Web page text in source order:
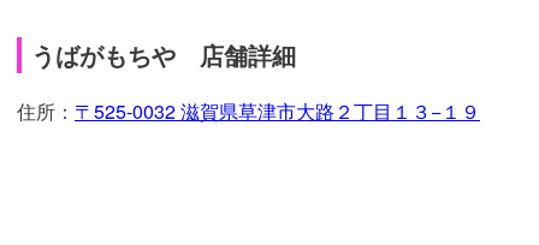
うばがもちや 店舗詳細
住所： 〒525-0032 滋賀県草津市大路２丁目１３−１９